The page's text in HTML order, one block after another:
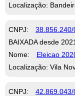
Localização:
CNPJ:
BAIXADA desde
Nome:
Eleicao
Localização: Vila
CNPJ: